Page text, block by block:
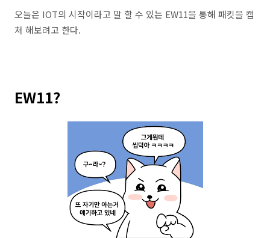
오늘은 IOT의 시작이라고 말 할 수 있는 EW11을 통해 패킷을 캡
쳐 해보려고 한다.
EW11?